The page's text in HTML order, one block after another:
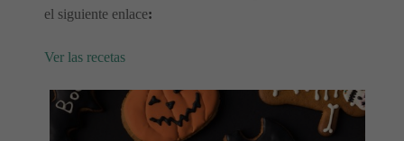
el siguiente enlace:
Ver las recetas